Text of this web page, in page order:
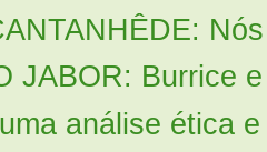
JABOR: Burrice
análise ética